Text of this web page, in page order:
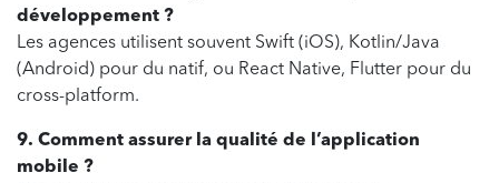
développement ?
Les agences utilisent souvent Swift (iOS), Kotlin/Java
(Android) pour du natif, ou React Native, Flutter pour du
cross-platform.
9. Comment assurer la qualité de l’application
mobile ?